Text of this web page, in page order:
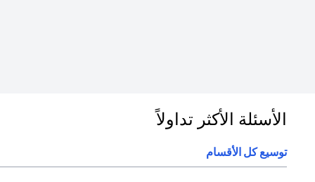
الأسئلة الأكثر تداولاً
توسيع كل الأقسام